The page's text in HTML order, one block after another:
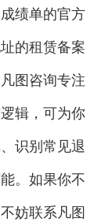
绩单的官方
的租赁备案
图咨询专注
辑，可为你
识别常见退
。如果你不
妨联系凡图